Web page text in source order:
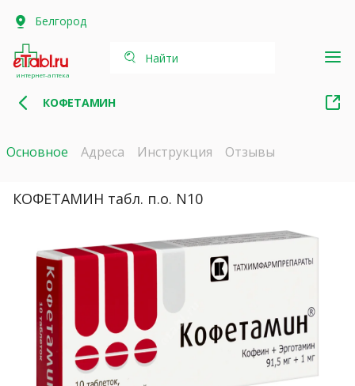
Белгород
интернет-аптека
Найти
КОФЕТАМИН
Основное Адреса Инструкция Отзывы
КОФЕТАМИН табл. п.о. N10